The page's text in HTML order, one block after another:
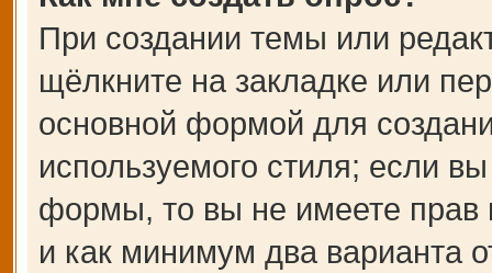
При создании темы или
щёлкните на закладке или
основной формой для
используемого стиля; если
формы, то вы не имеете прав
и как минимум два варианта